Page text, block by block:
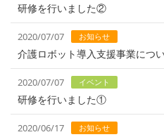
研修を行いました②
2020/07/07 お知らせ
介護ロボット導入支援事業につ
2020/07/07 イベント
研修を行いました①
2020/06/17 お知らせ